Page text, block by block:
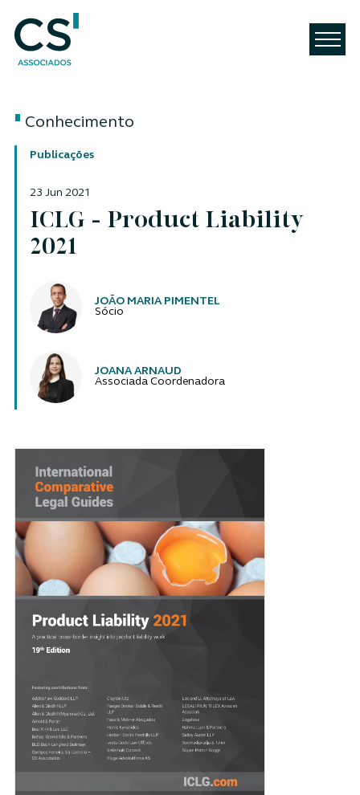
Conhecimento
Publicações
23 Jun 2021
ICLG - Product Liability
2021
Autores
JOÃO MARIA PIMENTEL
Sócio
JOANA ARNAUD
Associada Coordenadora